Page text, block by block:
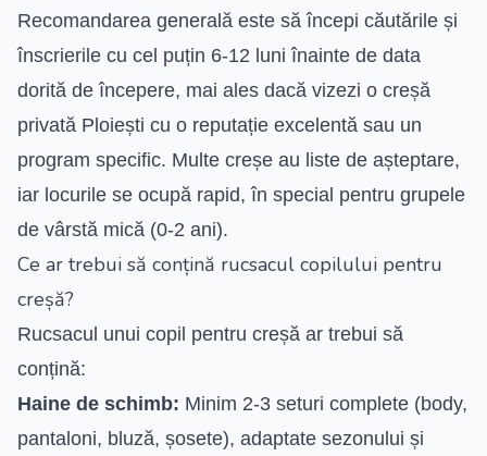
Recomandarea generală este să începi căutările și
înscrierile cu cel puțin 6-12 luni înainte de data
dorită de începere, mai ales dacă vizezi o creșă
privată Ploiești cu o reputație excelentă sau un
program specific. Multe creșe au liste de așteptare,
iar locurile se ocupă rapid, în special pentru grupele
de vârstă mică (0-2 ani).
Ce ar trebui să conțină rucsacul copilului pentru
creșă?
Rucsacul unui copil pentru creșă ar trebui să
conțină:
Haine de schimb: Minim 2-3 seturi complete (body,
pantaloni, bluză, șosete), adaptate sezonului și